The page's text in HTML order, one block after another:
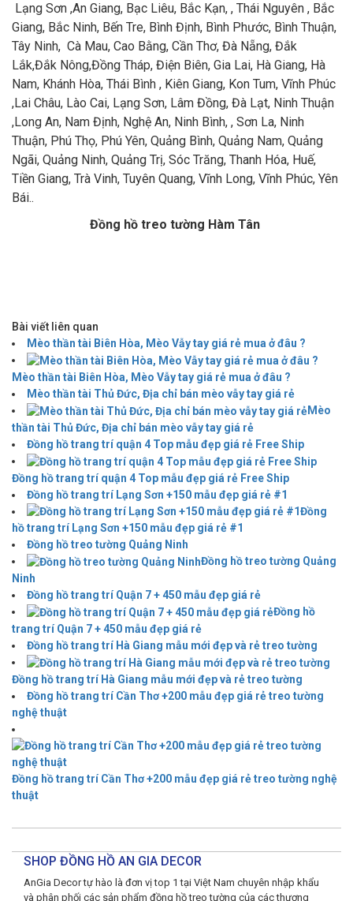
Lạng Sơn ,An Giang, Bạc Liêu, Bắc Kạn, , Thái Nguyên , Bắc
Giang, Bắc Ninh, Bến Tre, Bình Định, Bình Phước, Bình Thuận,
Tây Ninh, Cà Mau, Cao Bằng, Cần Thơ, Đà Nẵng, Đắk
Lắk,Đắk Nông,Đồng Tháp, Điện Biên, Gia Lai, Hà Giang, Hà
Nam, Khánh Hòa, Thái Bình , Kiên Giang, Kon Tum, Vĩnh Phúc
,Lai Châu, Lào Cai, Lạng Sơn, Lâm Đồng, Đà Lạt, Ninh Thuận
,Long An, Nam Định, Nghệ An, Ninh Bình, , Sơn La, Ninh
Thuận, Phú Thọ, Phú Yên, Quảng Bình, Quảng Nam, Quảng
Ngãi, Quảng Ninh, Quảng Trị, Sóc Trăng, Thanh Hóa, Huế,
Tiền Giang, Trà Vinh, Tuyên Quang, Vĩnh Long, Vĩnh Phúc, Yên
Bái..
Đồng hồ treo tường Hàm Tân
Bài viết liên quan
Mèo thần tài Biên Hòa, Mèo Vẫy tay giá rẻ mua ở đâu ?
Mèo thần tài Biên Hòa, Mèo Vẫy tay giá rẻ mua ở đâu ?
Mèo thần tài Thủ Đức, Địa chỉ bán mèo vẫy tay giá rẻ
Mèo
thần tài Thủ Đức, Địa chỉ bán mèo vẫy tay giá rẻ
Đồng hồ trang trí quận 4 Top mẫu đẹp giá rẻ Free Ship
Đồng hồ trang trí quận 4 Top mẫu đẹp giá rẻ Free Ship
Đồng hồ trang trí Lạng Sơn +150 mẫu đẹp giá rẻ #1
Đồng
hồ trang trí Lạng Sơn +150 mẫu đẹp giá rẻ #1
Đồng hồ treo tường Quảng Ninh
Đồng hồ treo tường Quảng
Ninh
Đồng hồ trang trí Quận 7 + 450 mẫu đẹp giá rẻ
Đồng hồ
trang trí Quận 7 + 450 mẫu đẹp giá rẻ
Đồng hồ trang trí Hà Giang mẫu mới đẹp và rẻ treo tường
Đồng hồ trang trí Hà Giang mẫu mới đẹp và rẻ treo tường
Đồng hồ trang trí Cần Thơ +200 mẫu đẹp giá rẻ treo tường
nghệ thuật
Đồng hồ trang trí Cần Thơ +200 mẫu đẹp giá rẻ treo tường nghệ
thuật
SHOP ĐỒNG HỒ AN GIA DECOR
AnGia Decor tự hào là đơn vị top 1 tại Việt Nam chuyên nhập khẩu
và phân phối các sản phẩm đồng hồ treo tường của các thương